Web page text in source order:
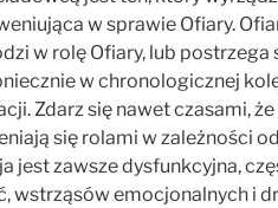
w sprawie Ofiary.
w rolę Ofiary, lub postrzega
w chronologicznej
Zdarz się nawet czasami,
się rolami w zależności
jest zawsze dysfunkcyjna,
wstrząsów emocjonalnych i